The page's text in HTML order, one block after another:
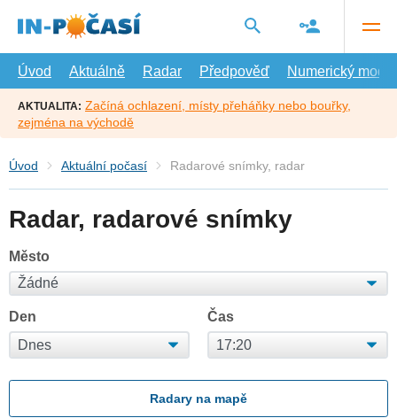
hlavní
Úvod
Aktuálně Radar Předpověď Numerický model
AKTUALITA: Začíná ochlazení, místy přeháňky nebo bouřky,
zejména na východě
Úvod Aktuální počasí Radarové snímky, radar
Radar, radarové snímky
Město
Den Čas
Radary na mapě